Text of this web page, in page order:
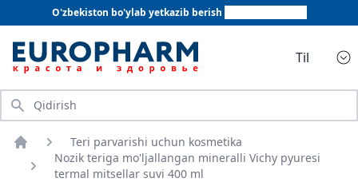
O'zbekiston bo'ylab yetkazib berish
Til
Qidirish
Bosh sahifa
Teri parvarishi uchun kosmetika
Nozik teriga mo'ljallangan mineralli Vichy pyuresi
termal mitsellar suvi 400 ml